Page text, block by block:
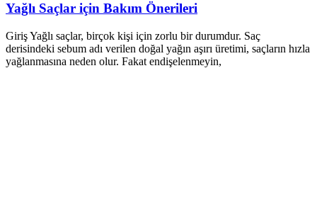
Yağlı Saçlar için Bakım Önerileri
Giriş Yağlı saçlar, birçok kişi için zorlu bir durumdur. Saç
derisindeki sebum adı verilen doğal yağın aşırı üretimi, saçların hızla
yağlanmasına neden olur. Fakat endişelenmeyin,